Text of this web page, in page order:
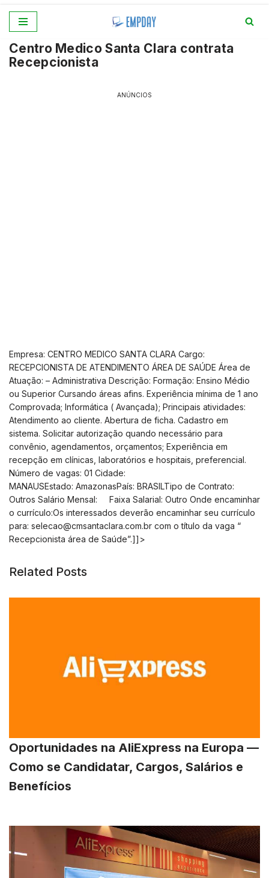
para
o
Centro Medico Santa Clara contrata
Recepcionista
ANÚNCIOS
Empresa: CENTRO MEDICO SANTA CLARA Cargo:
RECEPCIONISTA DE ATENDIMENTO ÁREA DE SAÚDE Área de
Atuação: – Administrativa Descrição: Formação: Ensino Médio
ou Superior Cursando áreas afins. Experiência mínima de 1 ano
Comprovada; Informática ( Avançada); Principais atividades:
Atendimento ao cliente. Abertura de ficha. Cadastro em
sistema. Solicitar autorização quando necessário para
convênio, agendamentos, orçamentos; Experiência em
recepção em clínicas, laboratórios e hospitais, preferencial.
Número de vagas: 01 Cidade:
MANAUSEstado: AmazonasPaís: BRASILTipo de Contrato:
Outros Salário Mensal: Faixa Salarial: Outro Onde encaminhar
o currículo:Os interessados deverão encaminhar seu currículo
para: selecao@cmsantaclara.com.br com o título da vaga “
Recepcionista área de Saúde”.]]>
Related Posts
Oportunidades na AliExpress na Europa —
Como se Candidatar, Cargos, Salários e
Benefícios